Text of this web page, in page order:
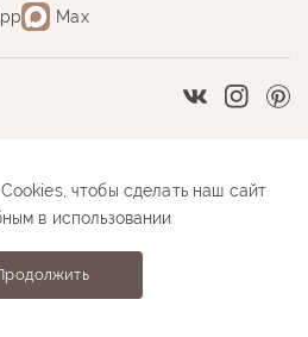
Vkontakte
Max
Как оформить заказ
чтобы сделать наш сайт
в использовании